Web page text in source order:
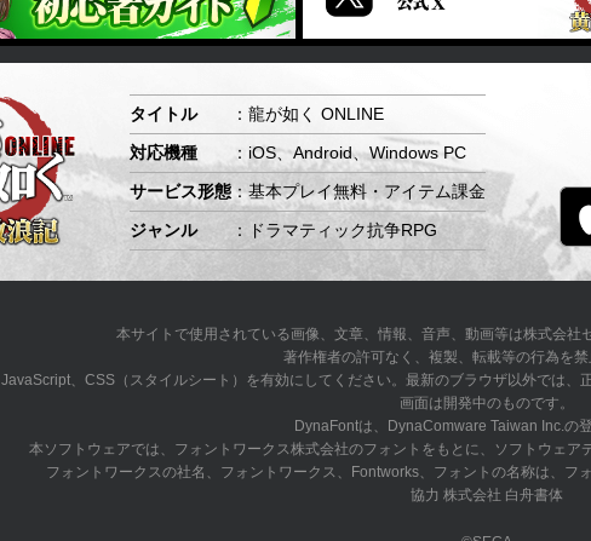
タイトル
：龍が如く ONLINE
対応機種
：iOS、Android、Windows PC
サービス形態：基本プレイ無料・アイテム課金
ジャンル
：ドラマティック抗争RPG
本サイトで使用されている画像、文章、情報、音声、動画等は株式会社
著作権者の許可なく、複製、転載等の行為を禁
JavaScript、CSS（スタイルシート）を有効にしてください。最新のブラウザ以外では、
画面は開発中のものです。
DynaFontは、DynaComware Taiwan Inc.の登
本ソフトウェアでは、フォントワークス株式会社のフォントをもとに、ソフトウェア
フォントワークスの社名、フォントワークス、Fontworks、フォントの名称は、フ
協力 株式会社 白舟書体